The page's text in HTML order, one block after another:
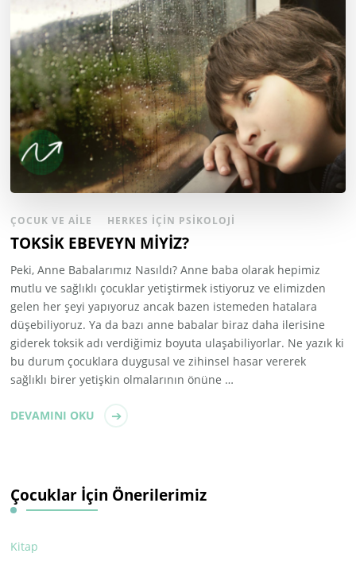
ÇOCUK VE AILE HERKES İÇIN PSIKOLOJI
TOKSİK EBEVEYN MİYİZ?
Peki, Anne Babalarımız Nasıldı? Anne baba olarak hepimiz
mutlu ve sağlıklı çocuklar yetiştirmek istiyoruz ve elimizden
gelen her şeyi yapıyoruz ancak bazen istemeden hatalara
düşebiliyoruz. Ya da bazı anne babalar biraz daha ilerisine
giderek toksik adı verdiğimiz boyuta ulaşabiliyorlar. Ne yazık ki
bu durum çocuklara duygusal ve zihinsel hasar vererek
sağlıklı birer yetişkin olmalarının önüne …
DEVAMINI OKU
Çocuklar İçin Önerilerimiz
Kitap